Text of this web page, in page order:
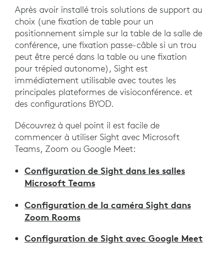
Après avoir installé trois solutions de support au
choix (une fixation de table pour un
positionnement simple sur la table de la salle de
conférence, une fixation passe-câble si un trou
peut être percé dans la table ou une fixation
pour trépied autonome), Sight est
immédiatement utilisable avec toutes les
principales plateformes de visioconférence. et
des configurations BYOD.
Découvrez à quel point il est facile de
commencer à utiliser Sight avec Microsoft
Teams, Zoom ou Google Meet:
Configuration de Sight dans les salles
Microsoft Teams
Configuration de la caméra Sight dans
Zoom Rooms
Configuration de Sight avec Google Meet